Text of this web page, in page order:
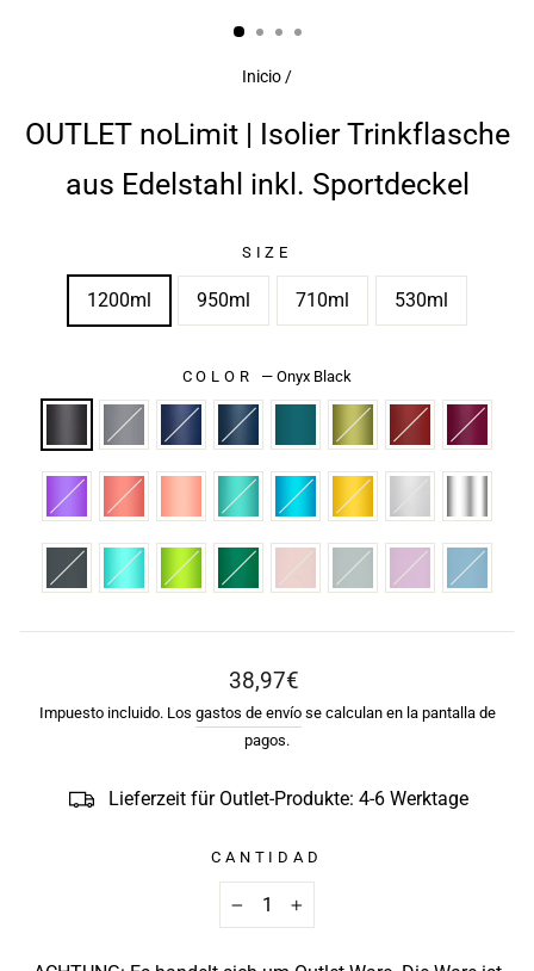
Inicio/
OUTLET noLimit | Isolier Trinkflasche
aus Edelstahl inkl. Sportdeckel
SIZE
1200ml 950ml 710ml 530ml
COLOR —Onyx Black
Precio
habitual
38,97€
Impuesto incluido. Los gastos de envíose calculan en la pantalla de
pagos.
Lieferzeit für Outlet-Produkte: 4-6 Werktage
CANTIDAD
+